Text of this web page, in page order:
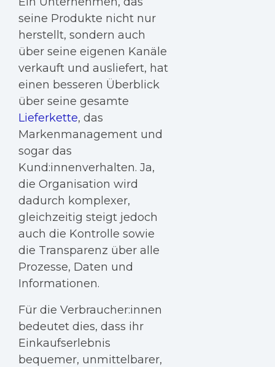
seine Produkte nicht nur
herstellt, sondern auch
über seine eigenen Kanäle
verkauft und ausliefert, hat
einen besseren Überblick
über seine gesamte
Lieferkette, das
Markenmanagement und
sogar das
Kund:innenverhalten. Ja,
die Organisation wird
dadurch komplexer,
gleichzeitig steigt jedoch
auch die Kontrolle sowie
die Transparenz über alle
Prozesse, Daten und
Informationen.
Für die Verbraucher:innen
bedeutet dies, dass ihr
Einkaufserlebnis
bequemer, unmittelbarer,